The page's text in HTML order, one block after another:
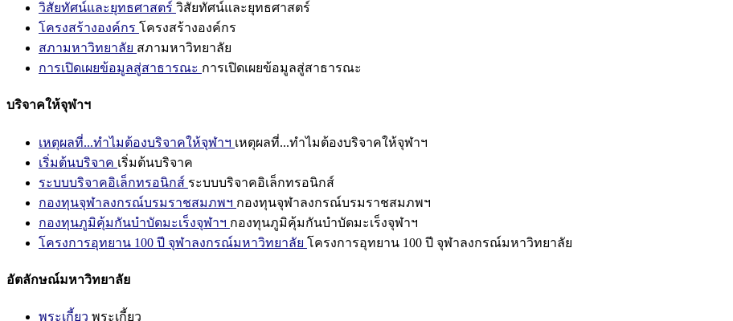
วิสัยทัศน์และยุทธศาสตร์ วิสัยทัศน์และยุทธศาสตร์
โครงสร้างองค์กร โครงสร้างองค์กร
สภามหาวิทยาลัย สภามหาวิทยาลัย
การเปิดเผยข้อมูลสู่สาธารณะ การเปิดเผยข้อมูลสู่สาธารณะ
บริจาคให้จุฬาฯ
เหตุผลที่...ทำไมต้องบริจาคให้จุฬาฯ เหตุผลที่...ทำไมต้องบริจาคให้จุฬาฯ
เริ่มต้นบริจาค เริ่มต้นบริจาค
ระบบบริจาคอิเล็กทรอนิกส์ ระบบบริจาคอิเล็กทรอนิกส์
กองทุนจุฬาลงกรณ์บรมราชสมภพฯ กองทุนจุฬาลงกรณ์บรมราชสมภพฯ
กองทุนภูมิคุ้มกันบำบัดมะเร็งจุฬาฯ กองทุนภูมิคุ้มกันบำบัดมะเร็งจุฬาฯ
โครงการอุทยาน 100 ปี จุฬาลงกรณ์มหาวิทยาลัย โครงการอุทยาน 100 ปี จุฬาลงกรณ์มหาวิทยาลัย
อัตลักษณ์มหาวิทยาลัย
พระเกี้ยว พระเกี้ยว